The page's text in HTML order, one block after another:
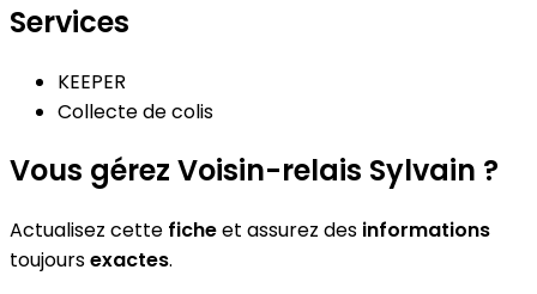
Services
KEEPER
Collecte de colis
Vous gérez Voisin-relais Sylvain ?
Actualisez cette ficheet assurez des informations
toujoursexactes.